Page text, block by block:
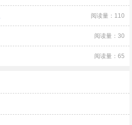
阅读量：110
阅读量：30
阅读量：65